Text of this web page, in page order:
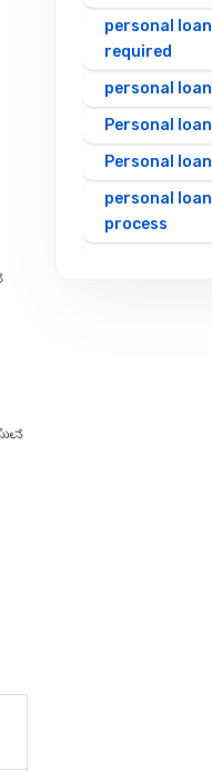
personal
required
personal
Personal
Personal
personal
process